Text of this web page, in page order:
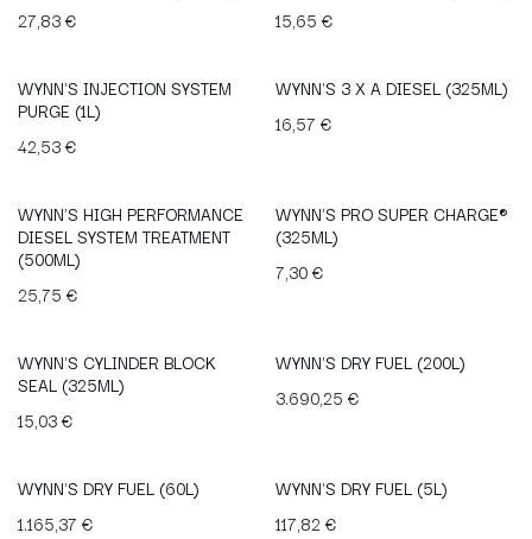
27,83€
15,65 €
WYNN'S INJECTION SYSTEM
PURGE (1L)
42,53€
WYNN'S 3 X A DIESEL (325ML)
16,57 €
WYNN'S HIGH PERFORMANCE
DIESEL SYSTEM TREATMENT
(500ML)
25,75 €
WYNN'S PRO SUPER CHARGE®
(325ML)
7,30€
WYNN'S CYLINDER BLOCK
SEAL (325ML)
15,03€
WYNN'S DRY FUEL (200L)
3.690,25 €
WYNN'S DRY FUEL (60L)
1.165,37 €
WYNN'S DRY FUEL (5L)
117,82 €